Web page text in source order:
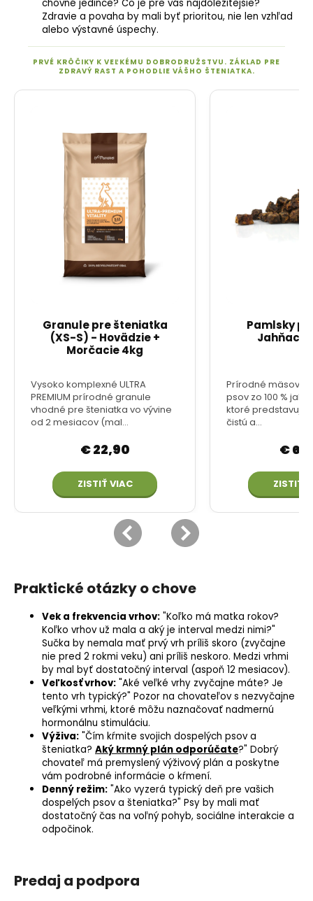
chovné jedince? Čo je pre vás najdôležitejšie?"
Zdravie a povaha by mali byť prioritou, nie len vzhľad
alebo výstavné úspechy.
Praktické otázky o chove
Vek a frekvencia vrhov: "Koľko má matka rokov?
Koľko vrhov už mala a aký je interval medzi nimi?"
Sučka by nemala mať prvý vrh príliš skoro (zvyčajne
nie pred 2 rokmi veku) ani príliš neskoro. Medzi vrhmi
by mal byť dostatočný interval (aspoň 12 mesiacov).
Veľkosť vrhov: "Aké veľké vrhy zvyčajne máte? Je
tento vrh typický?" Pozor na chovateľov s nezvyčajne
veľkými vrhmi, ktoré môžu naznačovať nadmernú
hormonálnu stimuláciu.
Výživa: "Čím kŕmite svojich dospelých psov a
šteniatka? Aký krmný plán odporúčate?" Dobrý
chovateľ má premyslený výživový plán a poskytne
vám podrobné informácie o kŕmení.
Denný režim: "Ako vyzerá typický deň pre vašich
dospelých psov a šteniatka?" Psy by mali mať
dostatočný čas na voľný pohyb, sociálne interakcie a
odpočinok.
Predaj a podpora